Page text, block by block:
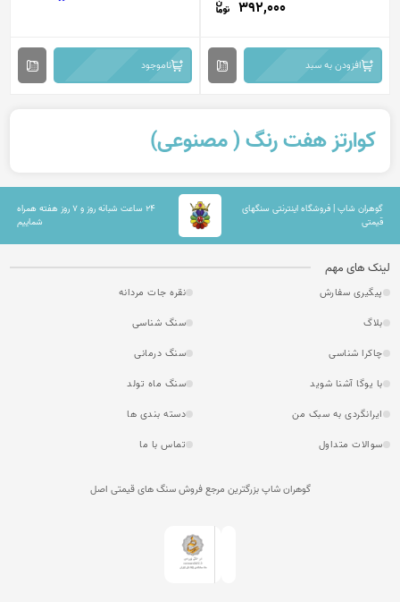
392,000
افزودن به سبد ناموجود
کوارتز هفت رنگ ( مصنوعی)
گوهران شاپ | فروشگاه اینترنتی سنگهای
قیمتی
۲۴ ساعت شبانه روز و ۷ روز هفته همراه
شماییم
لینک های مهم
پیگیری سفارش
نقره جات مردانه
بلاگ
سنگ شناسی
چاکرا شناسی
سنگ درمانی
با یوگا آشنا شوید
سنگ ماه تولد
ایرانگردی به سبک من
دسته بندی ها
سوالات متداول
تماس با ما
گوهران شاپ بزرگترین مرجع فروش سنگ های قیمتی اصل